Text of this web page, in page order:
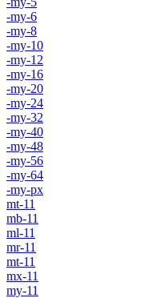
-my-6
-my-8
-my-10
-my-12
-my-16
-my-20
-my-24
-my-32
-my-40
-my-48
-my-56
-my-64
-my-px
mt-11
mb-11
ml-11
mr-11
mt-11
mx-11
my-11